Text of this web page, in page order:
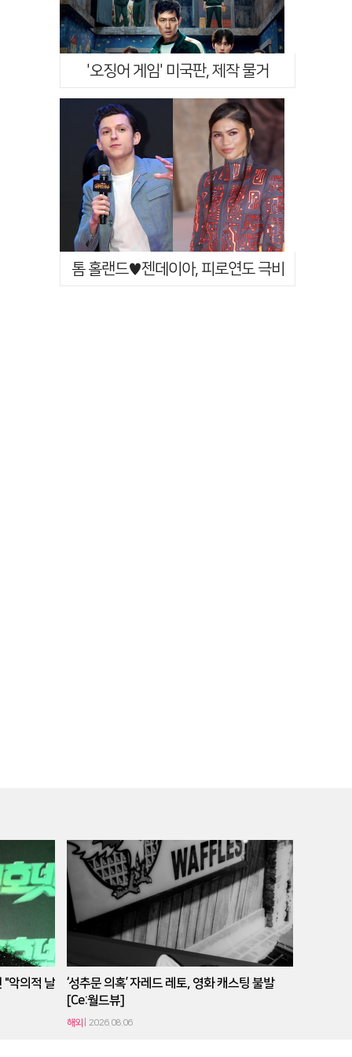
'오징어 게임' 미국판, 제작 물거
품…"넷플릭스 우선순위 변동"[Ce:
톰 홀랜드♥젠데이아, 피로연도 극비
"악의적 날
‘성추문 의혹’ 자레드 레토, 영화 캐스팅 불발
[Ce:월드뷰]
해외 2026.08.06